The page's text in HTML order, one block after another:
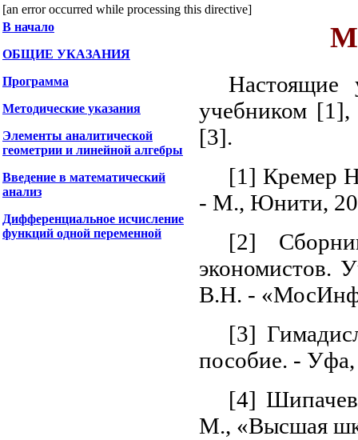
[an error occurred while processing this directive]
В начало
ОБЩИЕ УКАЗАНИЯ
Программа
Методические указания
Элементы аналитической
геометрии и линейной алгебры
Введение в математический
анализ
Дифференциальное исчисление
функций одной переменной
Настоящие
учебником
[3].
[1] Кремер
- М., Юнити,
[2]
экономистов.
В.Н. -
[3]
пособие. -
[4]
М., «Высшая